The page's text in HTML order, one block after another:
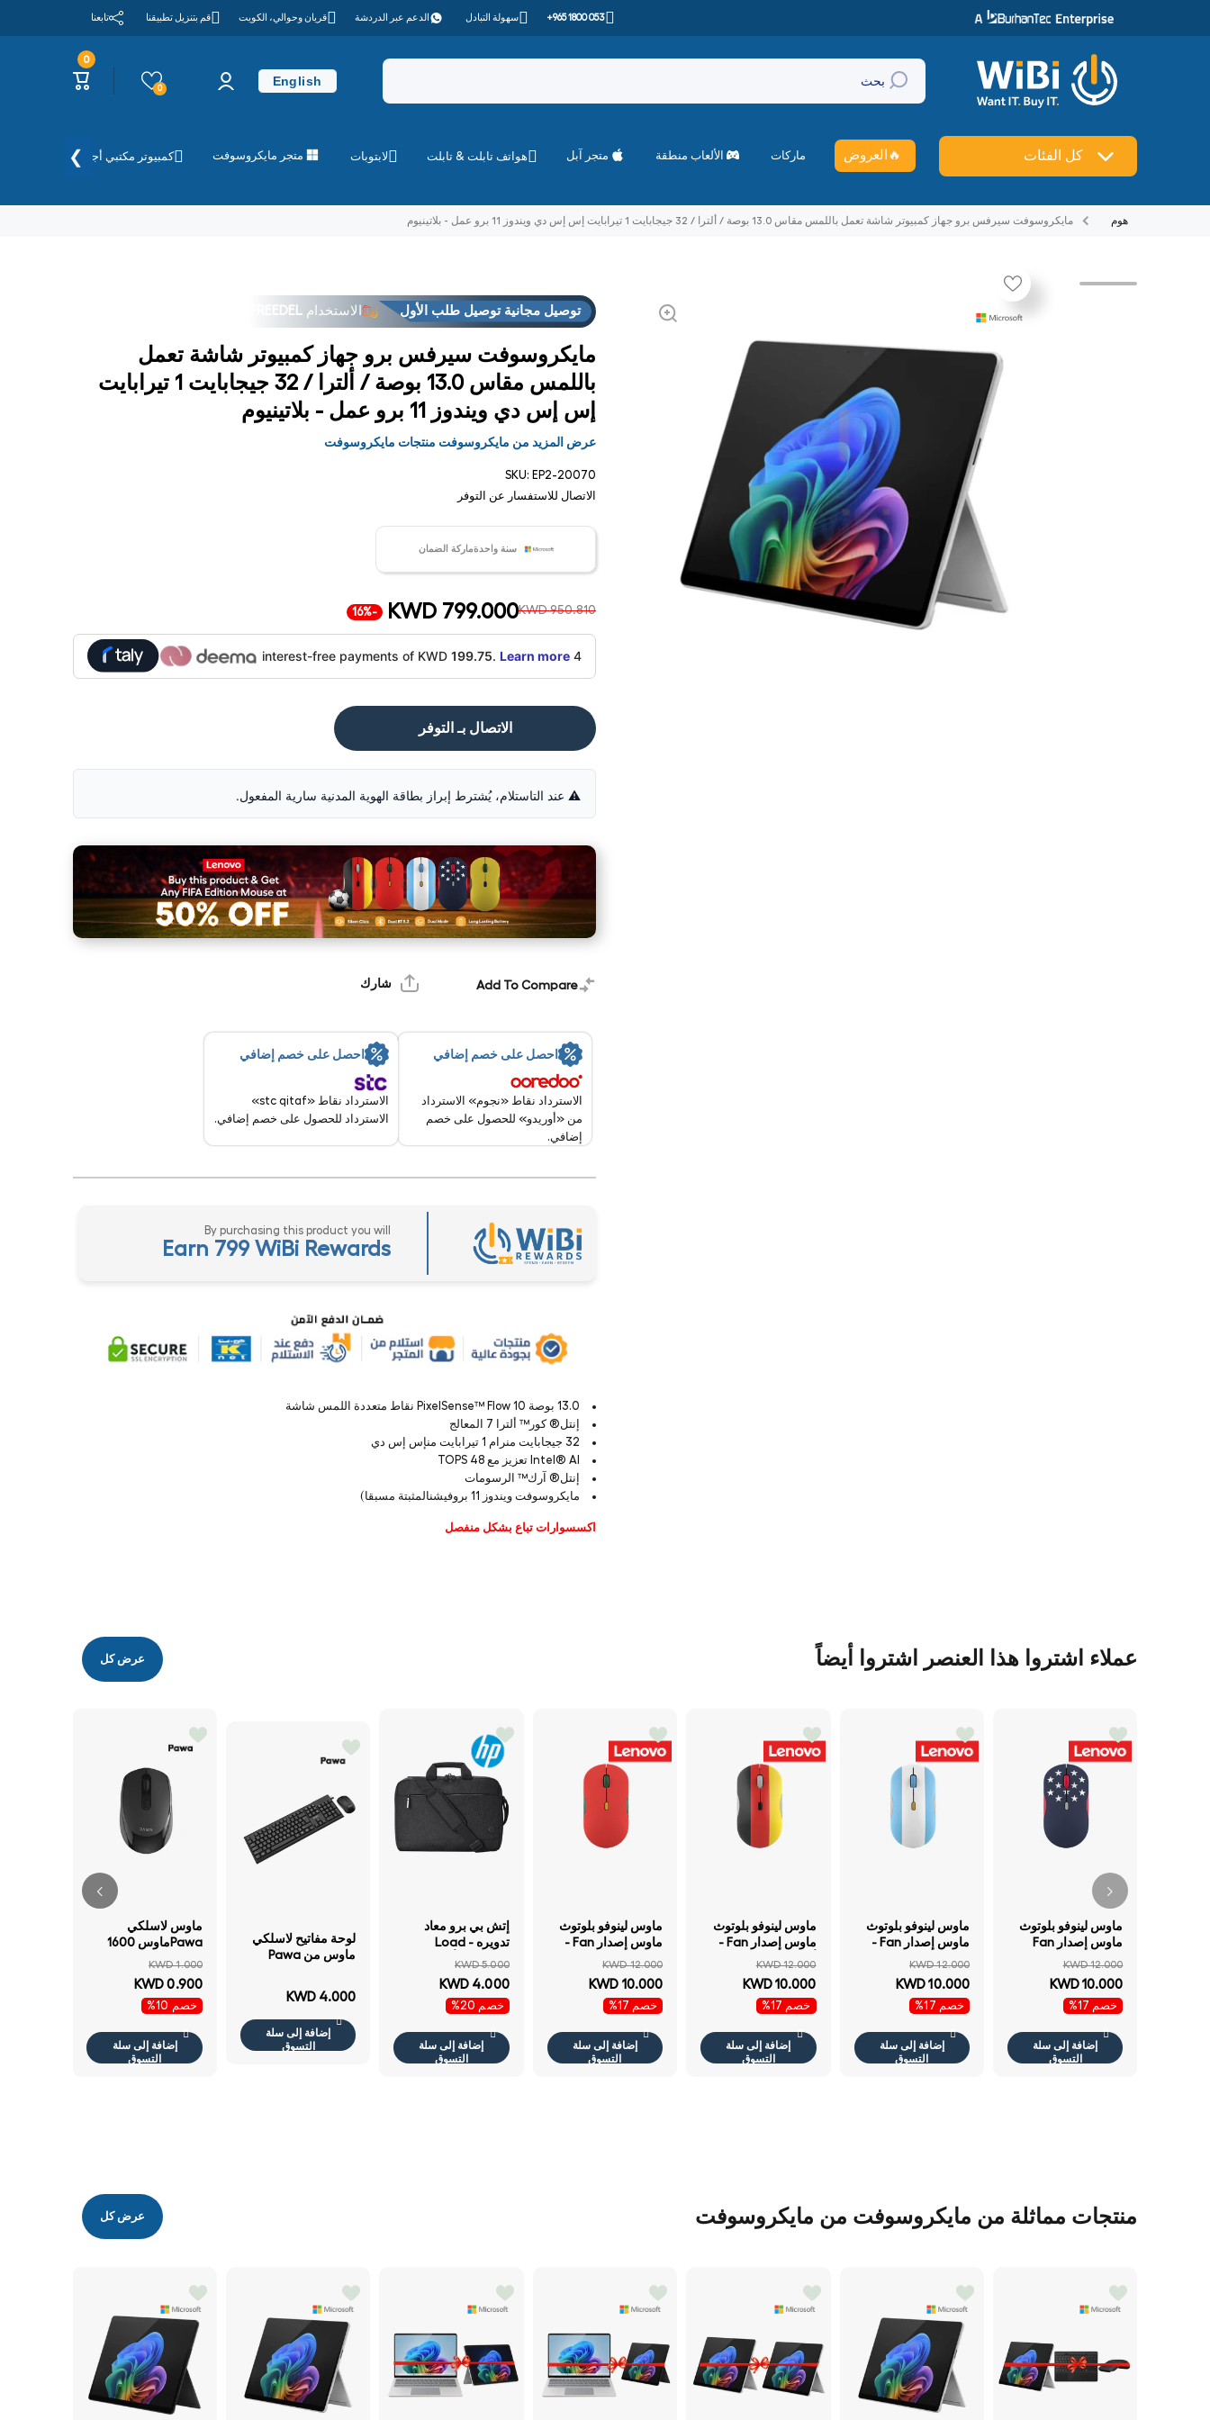
تخطي إلى المحتوى +965 1800 053 سهولة التبادل الدعم عبر الدردشة قريان وحوالي، الكويت قم بتنزيل تطبيقنا تابعنا
بحث English
تسجيل
الدخول
0
عربة
التسوق
0 0
عناصر
كل الفئات 🔥 العروض ماركات الألعاب منطقة متجر آبل هواتف تابلت & تابلت لابتوبات متجر مايكروسوفت كمبيوتر مكتبي أجهزة الكمبيوتر
❯
هوم مايكروسوفت سيرفس برو جهاز كمبيوتر شاشة تعمل باللمس مقاس 13.0 بوصة / ألترا / 32 جيجابايت 1 تيرابايت إس إس دي ويندوز 11 برو عمل - بلاتينيوم
تخطي إلى منتج معلومات
توصيل مجانية توصيل طلب الأول الاستخدام FREEDEL
مايكروسوفت سيرفس برو جهاز كمبيوتر شاشة تعمل
باللمس مقاس 13.0 بوصة / ألترا / 32 جيجابايت 1 تيرابايت
إس إس دي ويندوز 11 برو عمل - بلاتينيوم
عرض المزيد من مايكروسوفت منتجات مايكروسوفت
SKU: EP2-20070
الاتصال للاستفسار عن التوفر
سنة واحدةماركة الضمان
KWD 950.810
KWD 799.000
-16%
4 interest-free payments of KWD
199.75. Learn more
الاتصال بـ التوفر
⚠️ عند التاستلام، يُشترط إبراز بطاقة الهوية المدنية سارية المفعول.
Add To Compare شارك
احصل على خصم إضافي
الاسترداد نقاط «نجوم» الاسترداد
من «أوريدو» للحصول على خصم
إضافي.
احصل على خصم إضافي
الاسترداد نقاط «stc qitaf»
الاسترداد للحصول على خصم إضافي.
By purchasing this product you will
Earn 799 WiBi Rewards
13.0 بوصة PixelSense™ Flow 10 نقاط متعددة اللمس شاشة
إنتل® كور™ ألترا 7 المعالج
32 جيجابايت منرام 1 تيرابايت منإس إس دي
Intel® AI تعزيز مع 48 TOPS
إنتل® آرك™ الرسومات
مايكروسوفت ويندوز 11 بروفيشنالمثبتة مسبقا)
اكسسوارات تباع بشكل منفصل
عملاء اشتروا هذا العنصر اشتروا أيضاً عرض كل
ماوس لينوفو بلوتوث
ماوس إصدار Fan
البوصة
KWD 12.000
KWD 10.000
خصم 17%
إضافة إلى سلة
التسوق
ماوس لينوفو بلوتوث
ماوس إصدار Fan -
مراحل نقطة في
KWD 12.000
KWD 10.000
خصم 17%
إضافة إلى سلة
التسوق
ماوس لينوفو بلوتوث
ماوس إصدار Fan -
البوصة 3 مستويات
نقطة في البوصة
KWD 12.000
KWD 10.000
خصم 17%
إضافة إلى سلة
التسوق
ماوس لينوفو بلوتوث
ماوس إصدار Fan -
مستويات نقطة في
KWD 12.000
KWD 10.000
خصم 17%
إضافة إلى سلة
التسوق
إتش بي برو معاد
تدويره Load -
KWD 5.000
KWD 4.000
خصم 20%
إضافة إلى سلة
التسوق
لوحة مفاتيح لاسلكي
ماوس من Pawa
KWD 4.000
إضافة إلى سلة
التسوق
ماوس لاسلكي
Pawaماوس 1600
/ أسود
KWD 1.000
KWD 0.900
خصم 10%
إضافة إلى سلة
التسوق
منتجات مماثلة من مايكروسوفت من مايكروسوفت عرض كل